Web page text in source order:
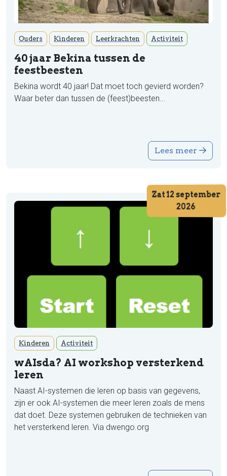
Ouders Kinderen Leerkrachten Activiteit
40 jaar Bekina tussen de
feestbeesten
Bekina wordt 40 jaar! Dat moet toch gevierd worden?
Waar beter dan tussen de (feest)beesten...
Lees meer
Kinderen Activiteit
wAIsda? AI workshop versterkend
leren
Naast AI-systemen die leren op basis van gegevens,
zijn er ook AI-systemen die meer leren zoals de mens
dat doet. Deze systemen gebruiken de technieken van
het versterkend leren. Via dwengo.org
Zat 12 september
2026